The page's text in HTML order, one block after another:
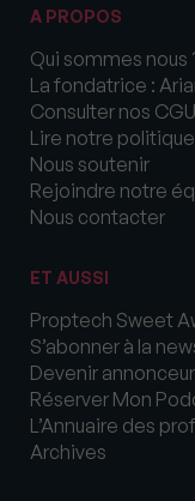
A PROPOS
Qui sommes nous
La fondatrice :
Consulter nos CGU
Lire notre
Nous soutenir
Rejoindre notre
Nous contacter
ET AUSSI
Proptech Sweet
S’abonner à la
Devenir
Réserver Mon
L’Annuaire des
Archives